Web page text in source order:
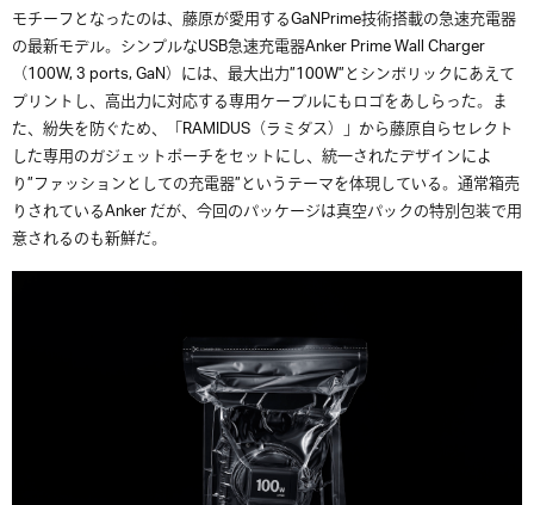
モチーフとなったのは、藤原が愛用するGaNPrime技術搭載の急速充電器
の最新モデル。シンプルなUSB急速充電器Anker Prime Wall Charger
（100W, 3 ports, GaN）には、最大出力”100W”とシンボリックにあえて
プリントし、高出力に対応する専用ケーブルにもロゴをあしらった。ま
た、紛失を防ぐため、「RAMIDUS（ラミダス）」から藤原自らセレクト
した専用のガジェットポーチをセットにし、統一されたデザインによ
り”ファッションとしての充電器”というテーマを体現している。通常箱売
りされているAnker だが、今回のパッケージは真空パックの特別包装で用
意されるのも新鮮だ。